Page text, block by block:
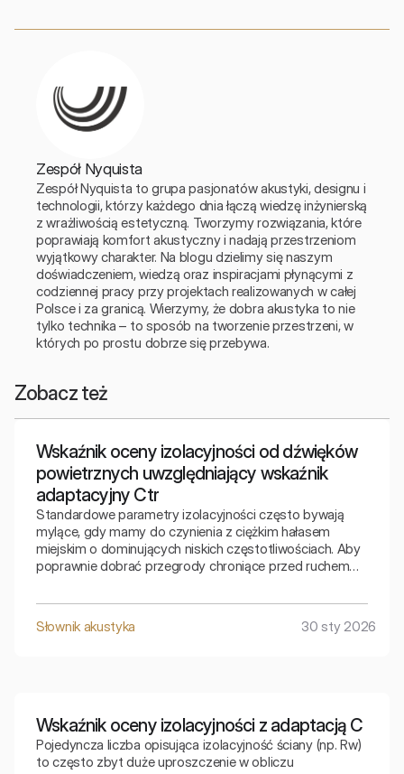
Zespół Nyquista
Zespół Nyquista to grupa pasjonatów akustyki, designu i
technologii, którzy każdego dnia łączą wiedzę inżynierską
z wrażliwością estetyczną. Tworzymy rozwiązania, które
poprawiają komfort akustyczny i nadają przestrzeniom
wyjątkowy charakter. Na blogu dzielimy się naszym
doświadczeniem, wiedzą oraz inspiracjami płynącymi z
codziennej pracy przy projektach realizowanych w całej
Polsce i za granicą. Wierzymy, że dobra akustyka to nie
tylko technika – to sposób na tworzenie przestrzeni, w
których po prostu dobrze się przebywa.
Zobacz też
Wskaźnik oceny izolacyjności od dźwięków
powietrznych uwzględniający wskaźnik
adaptacyjny Ctr
Standardowe parametry izolacyjności często bywają
mylące, gdy mamy do czynienia z ciężkim hałasem
miejskim o dominujących niskich częstotliwościach. Aby
poprawnie dobrać przegrody chroniące przed ruchem
skorygowany, który uwzględnia specyfikę basowych
dźwięków otoczenia.
Słownik akustyka 30 sty 2026
Wskaźnik oceny izolacyjności z adaptacją C
Pojedyncza liczba opisująca izolacyjność ściany (np. Rw)
to często zbyt duże uproszczenie w obliczu